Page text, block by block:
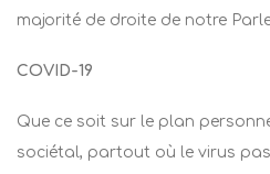
majorité de droite de notre
COVID-19
Que ce soit sur le plan
sociétal, partout où le virus